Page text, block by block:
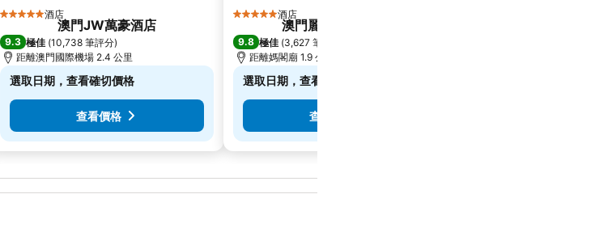
5 星級 酒店
澳門JW萬豪酒店
9.3 極佳 (10,738 筆評分)
距離澳門國際機場 2.4 公里
選取日期，查看確切價格
查看價格
5 星級 酒店
澳門麗思卡爾頓酒店
9.8 極佳 (3,627 筆評分
距離媽閣廟 1.9 公里
選取日期，查看確切價格
查看價格